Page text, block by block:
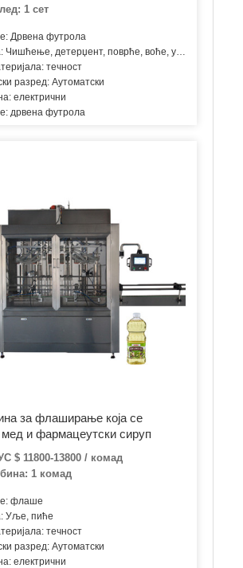
1 сет
Дрвена футрола
Чишћење, детерџент, поврће, воће, уље, млечни
течност
разред: Аутоматски
електрични
дрвена футрола
за флаширање која се
мед и фармацеутски сируп
$ 11800-13800 / комад
1 комад
флаше
Уље, пиће
течност
разред: Аутоматски
електрични